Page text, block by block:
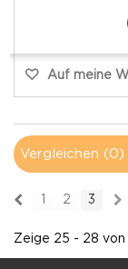
Auf meine
Vergleichen (0)
2 3
Zeige 25 - 28